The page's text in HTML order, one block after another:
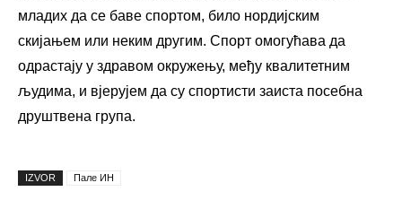
младих да се баве спортом, било нордијским
скијањем или неким другим. Спорт омогућава да
одрастају у здравом окружењу, међу квалитетним
људима, и вјерујем да су спортисти заиста посебна
друштвена група.
IZVOR Пале ИН